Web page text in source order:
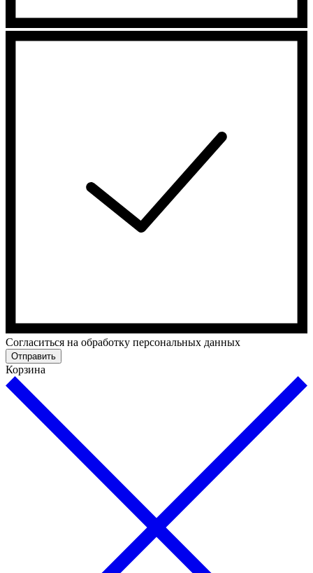
Cогласиться на обработку персональных данных
Отправить
Корзина